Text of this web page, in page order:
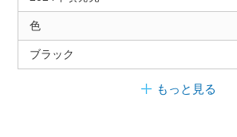
色
ブラック
もっと見る